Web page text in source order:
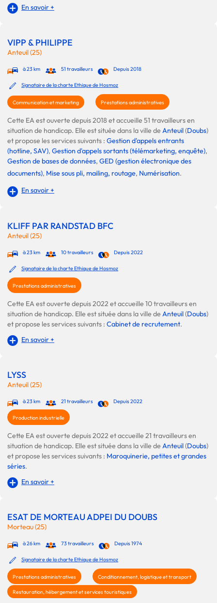
En savoir +
VIPP & PHILIPPE
Anteuil (25)
à 23 km 51 travailleurs Depuis 2018
Signataire de la charte Ethique de Hosmoz
Communication et marketing Prestations administratives
Cette EA est ouverte depuis 2018 et accueille 51 travailleurs en
situation de handicap. Elle est située dans la ville deAnteuil(Doubs)
et propose les services suivants : Gestion d'appels entrants
(hotline, SAV), Gestion d'appels sortants (télémarketing, enquête),
Gestion de bases de données, GED (gestion électronique des
documents), Mise sous pli, mailing, routage, Numérisation.
En savoir +
KLIFF PAR RANDSTAD BFC
Anteuil (25)
à 23 km 10 travailleurs Depuis 2022
Signataire de la charte Ethique de Hosmoz
Prestations administratives
Cette EA est ouverte depuis 2022 et accueille 10 travailleurs en
situation de handicap. Elle est située dans la ville deAnteuil(Doubs)
et propose les services suivants : Cabinet de recrutement.
En savoir +
LYSS
Anteuil (25)
à 23 km 21 travailleurs Depuis 2022
Production industrielle
Cette EA est ouverte depuis 2022 et accueille 21 travailleurs en
situation de handicap. Elle est située dans la ville deAnteuil(Doubs)
et propose les services suivants : Maroquinerie, petites et grandes
séries.
En savoir +
ESAT DE MORTEAU ADPEI DU DOUBS
Morteau (25)
à 26 km 73 travailleurs Depuis 1974
Signataire de la charte Ethique de Hosmoz
Prestations administratives Conditionnement, logistique et transport
Restauration, hébergement et services touristiques